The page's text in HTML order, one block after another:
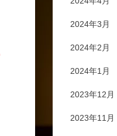
2024年3月
2024年2月
2024年1月
2023年12月
2023年11月